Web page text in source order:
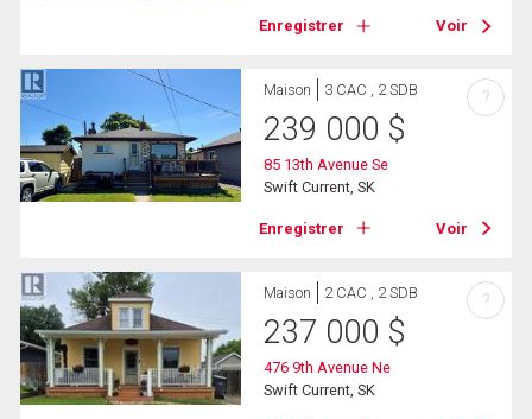
Enregistrer Voir
Maison 3 CAC , 2 SDB
239 000 $
85 13th Avenue Se
Swift Current, SK
Enregistrer Voir
?
Maison 2 CAC , 2 SDB
237 000 $
476 9th Avenue Ne
Swift Current, SK
?